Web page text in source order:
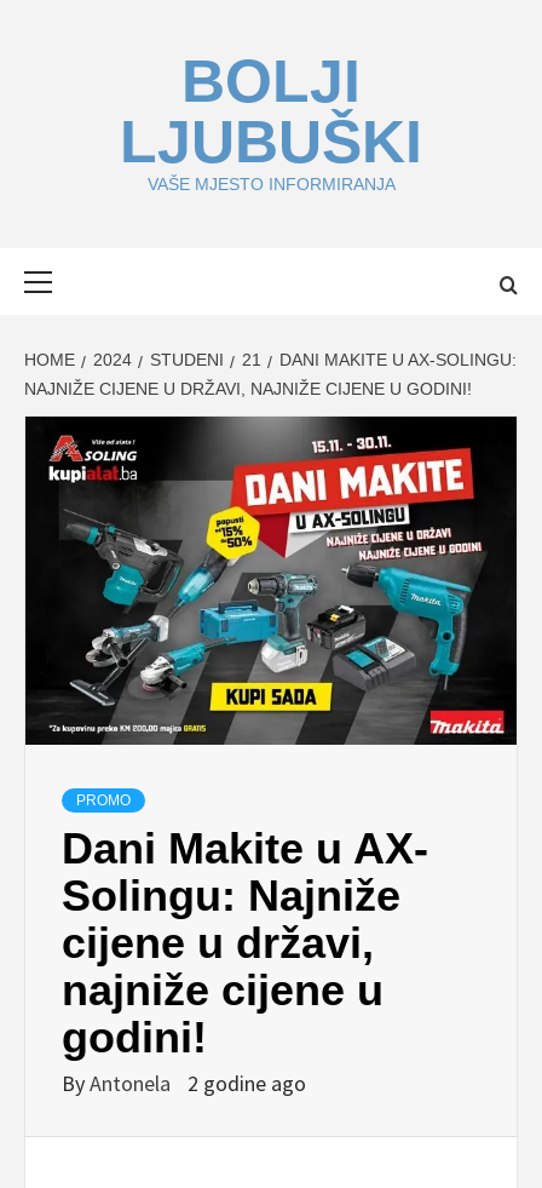
BOLJI
LJUBUŠKI
VAŠE MJESTO INFORMIRANJA
HOME 2024 STUDENI 21
DANI MAKITE U AX-SOLINGU:
NAJNIŽE CIJENE U DRŽAVI, NAJNIŽE CIJENE U GODINI!
PROMO
Dani Makite u AX-
Solingu: Najniže
cijene u državi,
najniže cijene u
godini!
ByAntonela 2 godine ago